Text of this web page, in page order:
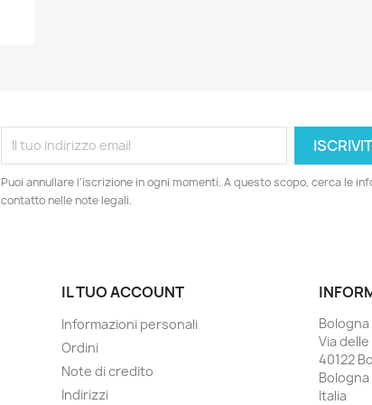
Puoi annullare l'iscrizione in ogni momenti. A questo scopo, cerca le
contatto nelle note legali.
IL TUO ACCOUNT
Informazioni personali
Ordini
Note di credito
Indirizzi
Via
40122
Bologna
Italia